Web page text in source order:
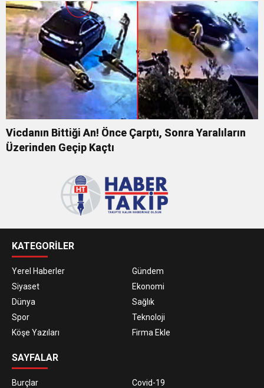
Vicdanın Bittiği An! Önce Çarptı, Sonra Yaralıların
Üzerinden Geçip Kaçtı
KATEGORİLER
Yerel Haberler
Gündem
Siyaset
Ekonomi
Dünya
Sağlık
Spor
Teknoloji
Köşe Yazıları
Firma Ekle
SAYFALAR
Burçlar
Covid-19